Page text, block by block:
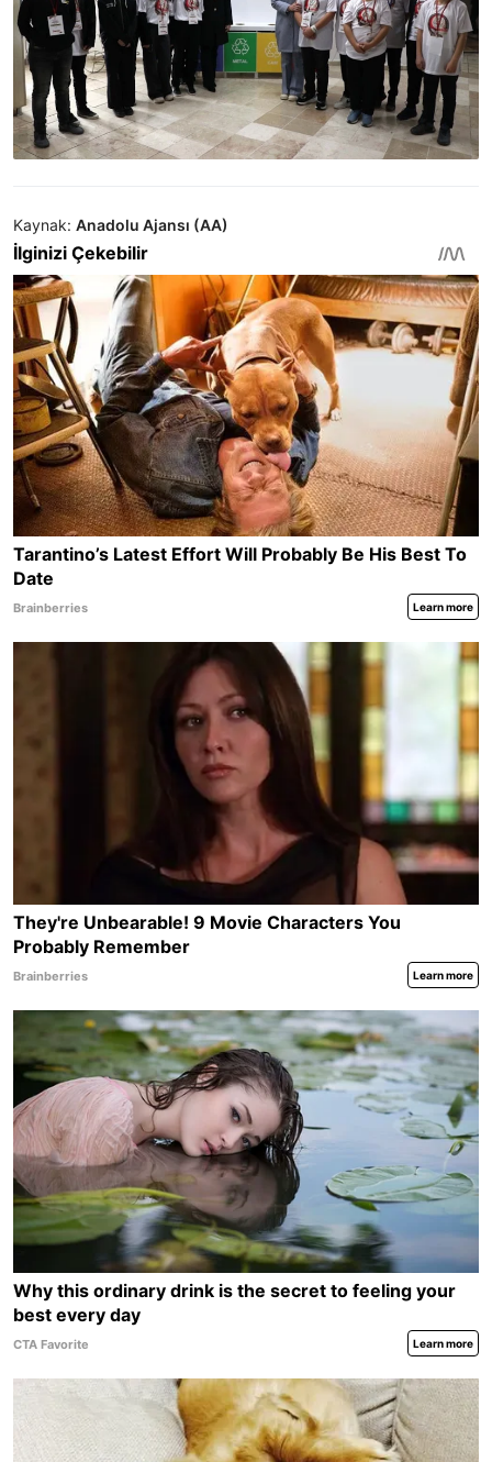
Kaynak: Anadolu Ajansı (AA)